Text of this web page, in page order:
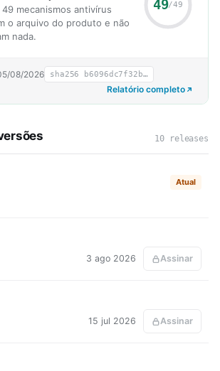
mecanismos antivírus
o arquivo do produto e não
nada.
49/49
08/2026 sha256 b6096dc7f32b…
Relatório completo
10 releases
Atual
3 ago 2026 Assinar
15 jul 2026 Assinar